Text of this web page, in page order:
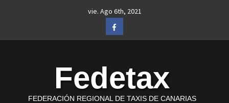
vie. Ago 6th, 2021
Facebook
Fedetax
FEDERACIÓN REGIONAL DE TAXIS DE CANARIAS